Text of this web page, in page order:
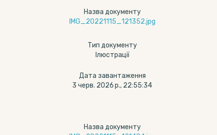
Назва документу
IMG_20221115_121352.jpg
Тип документу
Ілюстрації
Дата завантаження
3 черв. 2026 р., 22:55:34
Назва документу